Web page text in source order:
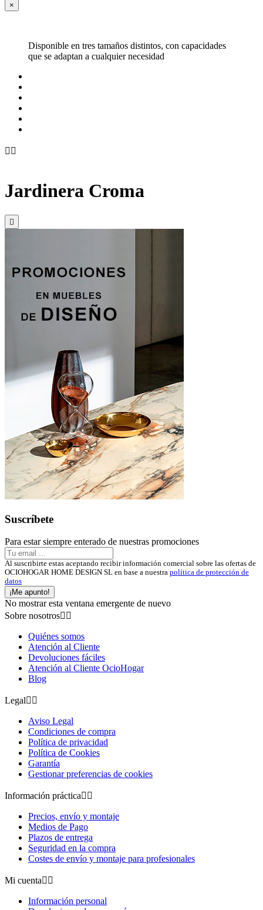
×
Disponible en tres tamaños distintos, con capacidades
que se adaptan a cualquier necesidad
 
Jardinera Croma

Suscríbete
Para estar siempre enterado de nuestras promociones
Al suscribirte estas aceptando recibir información comercial sobre las ofertas de
OCIOHOGAR HOME DESIGN SL en base a nuestra política de protección de
datos
¡Me apunto!
No mostrar esta ventana emergente de nuevo
Sobre nosotros 
Quiénes somos
Atención al Cliente
Devoluciones fáciles
Atención al Cliente OcioHogar
Blog
Legal 
Aviso Legal
Condiciones de compra
Política de privacidad
Política de Cookies
Garantía
Gestionar preferencias de cookies
Información práctica 
Precios, envío y montaje
Medios de Pago
Plazos de entrega
Seguridad en la compra
Costes de envío y montaje para profesionales
Mi cuenta 
Información personal